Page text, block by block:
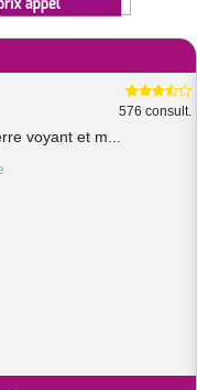
576 consult.
voyant et m...